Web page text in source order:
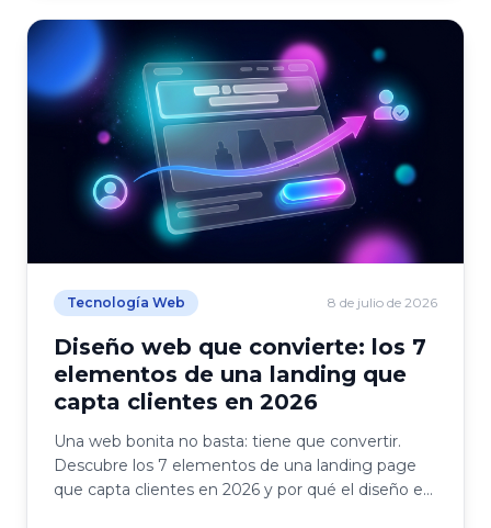
Tecnología Web 8 de julio de 2026
Diseño web que convierte: los 7
elementos de una landing que
capta clientes en 2026
Una web bonita no basta: tiene que convertir.
Descubre los 7 elementos de una landing page
que capta clientes en 2026 y por qué el diseño es